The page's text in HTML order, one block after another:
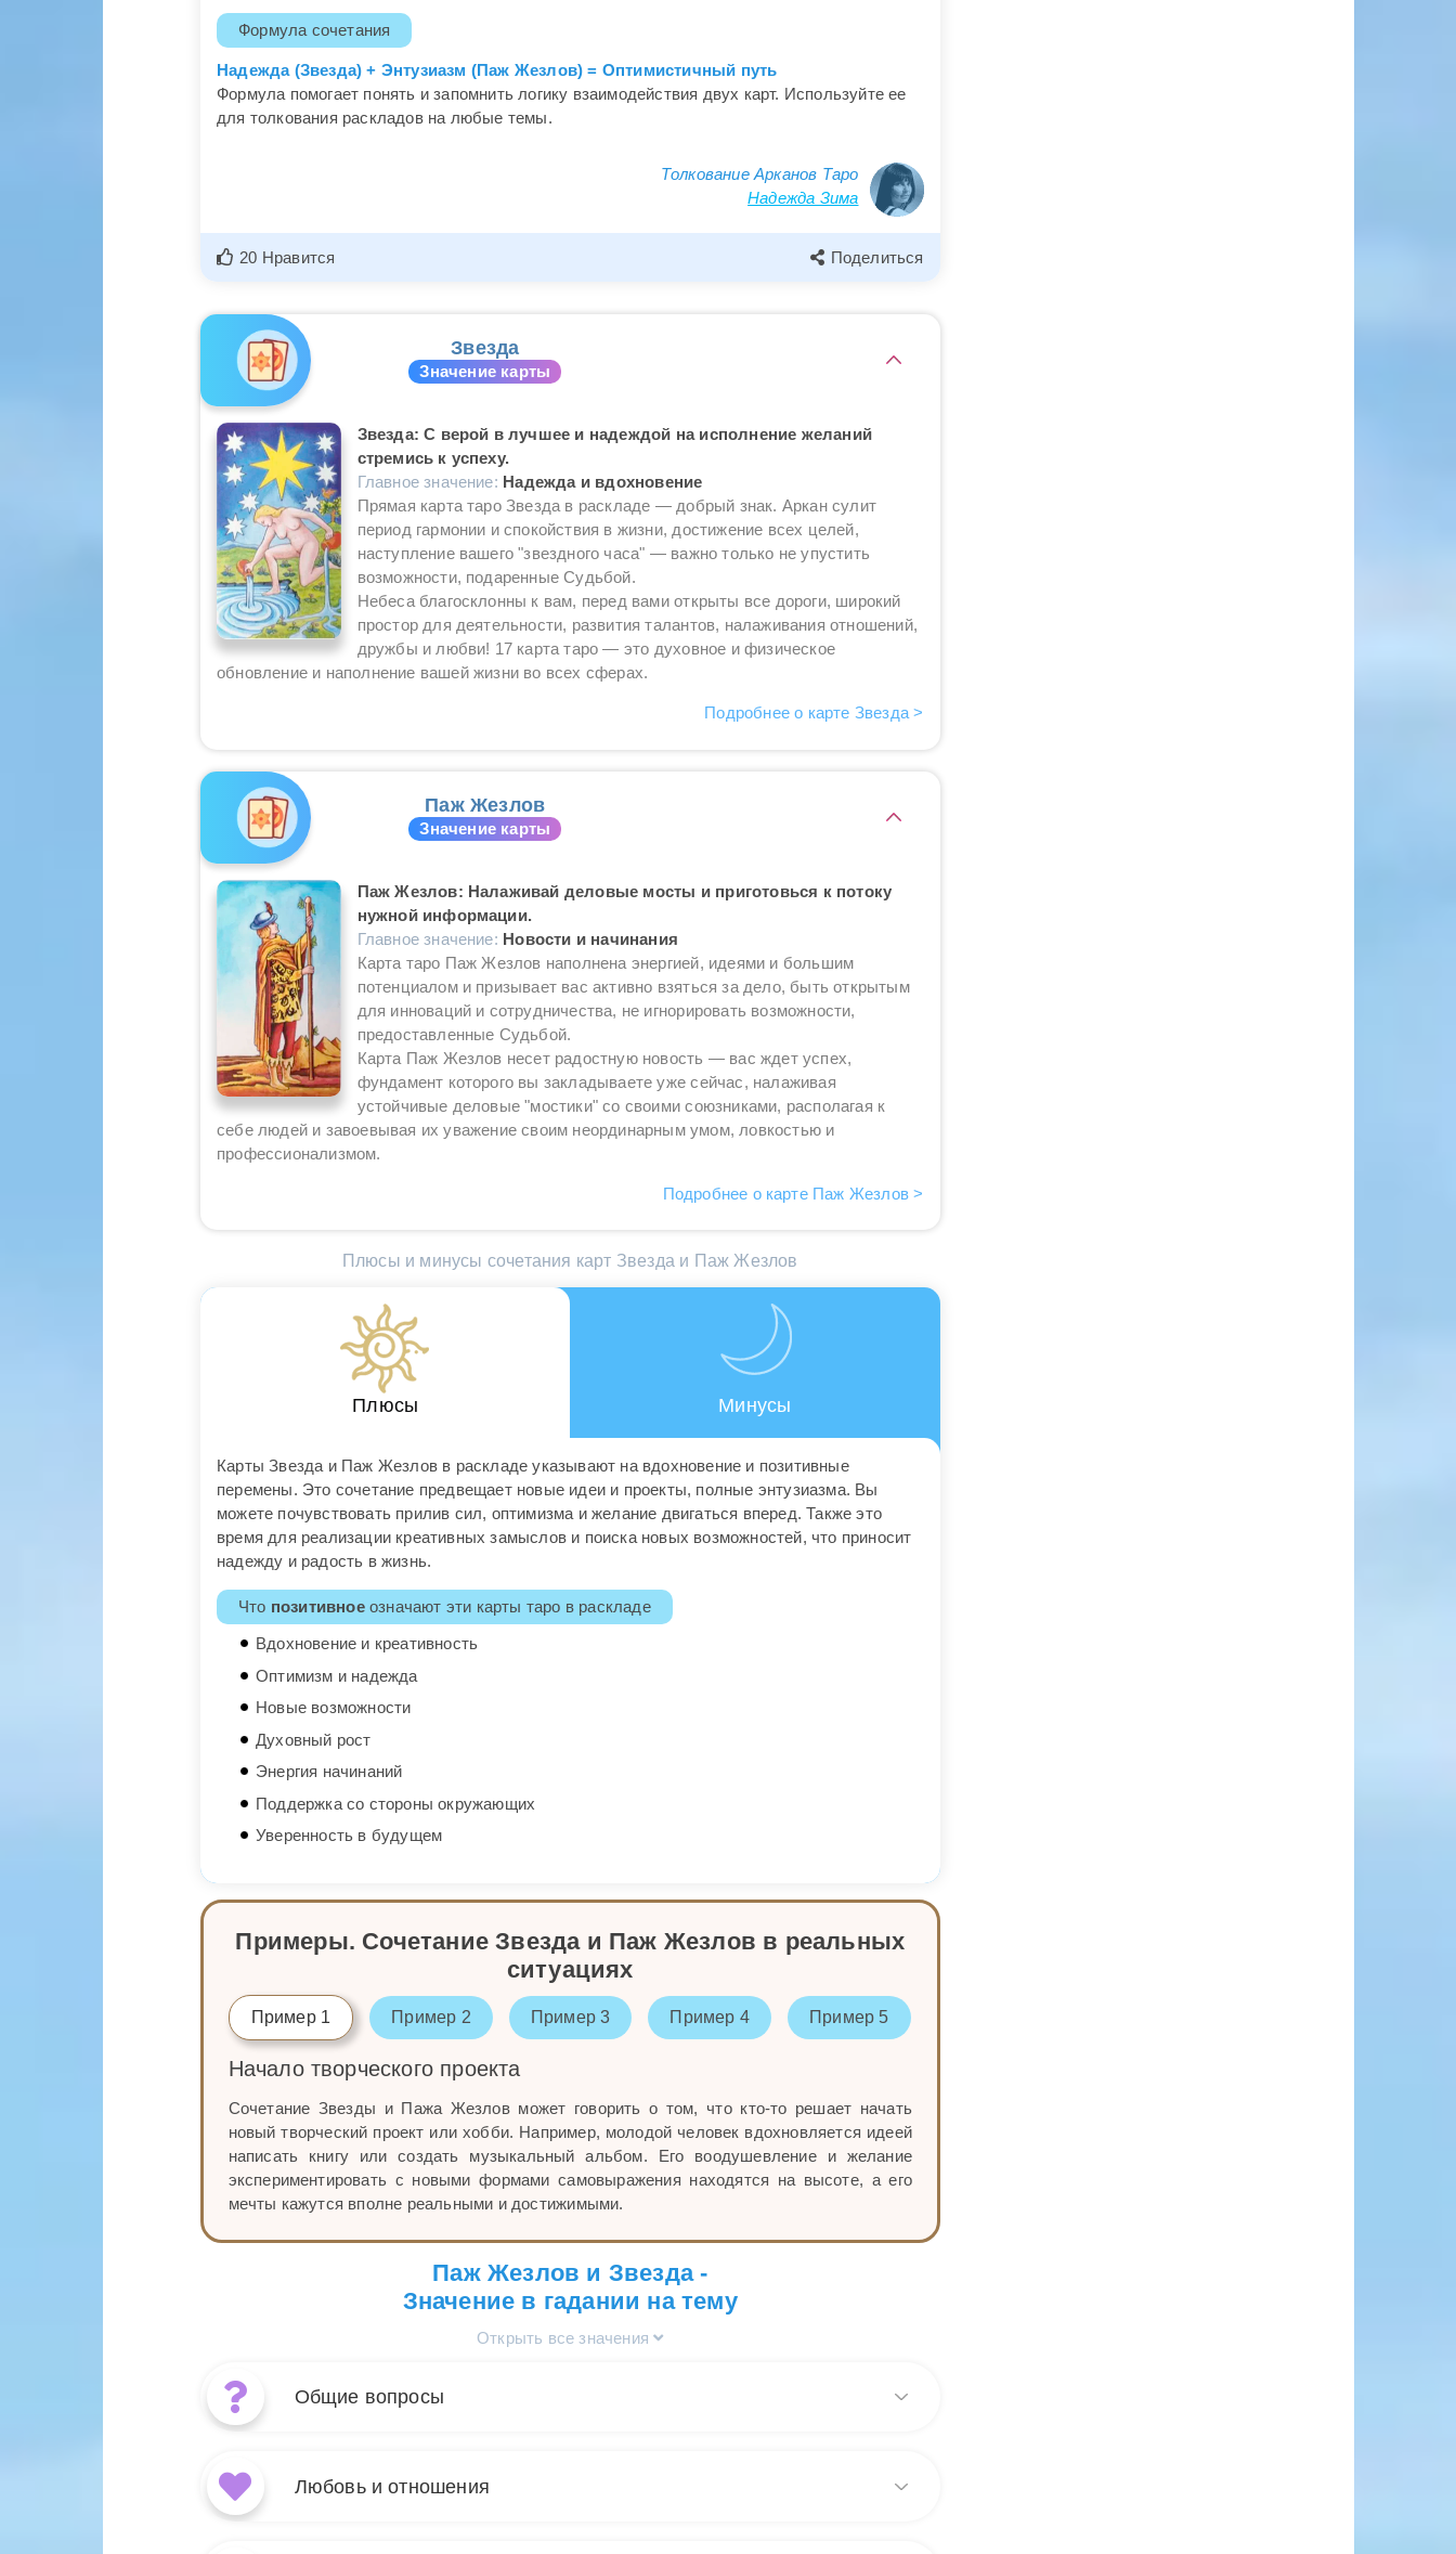
Формула сочетания
Надежда (Звезда) + Энтузиазм (Паж Жезлов) = Оптимистичный путь
Формула помогает понять и запомнить логику взаимодействия двух карт. Используйте ее
для толкования раскладов на любые темы.
Толкование Арканов Таро
Надежда Зима
20 Нравится Поделиться
Звезда
Значение карты
Звезда: С верой в лучшее и надеждой на исполнение желаний
стремись к успеху.
Главное значение: Надежда и вдохновение
Прямая карта таро Звезда в раскладе — добрый знак. Аркан сулит
период гармонии и спокойствия в жизни, достижение всех целей,
наступление вашего "звездного часа" — важно только не упустить
возможности, подаренные Судьбой.
Небеса благосклонны к вам, перед вами открыты все дороги, широкий
простор для деятельности, развития талантов, налаживания отношений,
дружбы и любви! 17 карта таро — это духовное и физическое
обновление и наполнение вашей жизни во всех сферах.
Подробнее о карте Звезда >
Паж Жезлов
Значение карты
Паж Жезлов: Налаживай деловые мосты и приготовься к потоку
нужной информации.
Главное значение: Новости и начинания
Карта таро Паж Жезлов наполнена энергией, идеями и большим
потенциалом и призывает вас активно взяться за дело, быть открытым
для инноваций и сотрудничества, не игнорировать возможности,
предоставленные Судьбой.
Карта Паж Жезлов несет радостную новость — вас ждет успех,
фундамент которого вы закладываете уже сейчас, налаживая
устойчивые деловые "мостики" со своими союзниками, располагая к
себе людей и завоевывая их уважение своим неординарным умом, ловкостью и
профессионализмом.
Подробнее о карте Паж Жезлов >
Плюсы и минусы сочетания карт Звезда и Паж Жезлов
Плюсы Минусы
Карты Звезда и Паж Жезлов в раскладе указывают на вдохновение и позитивные
перемены. Это сочетание предвещает новые идеи и проекты, полные энтузиазма. Вы
можете почувствовать прилив сил, оптимизма и желание двигаться вперед. Также это
время для реализации креативных замыслов и поиска новых возможностей, что приносит
надежду и радость в жизнь.
Что позитивноеозначают эти карты таро в раскладе
Вдохновение и креативность
Оптимизм и надежда
Новые возможности
Духовный рост
Энергия начинаний
Поддержка со стороны окружающих
Уверенность в будущем
Примеры. Сочетание Звезда и Паж Жезлов в реальных
ситуациях
Пример 1 Пример 2 Пример 3 Пример 4 Пример 5
Начало творческого проекта
Сочетание Звезды и Пажа Жезлов может говорить о том, что кто-то решает начать
новый творческий проект или хобби. Например, молодой человек вдохновляется идеей
написать книгу или создать музыкальный альбом. Его воодушевление и желание
экспериментировать с новыми формами самовыражения находятся на высоте, а его
мечты кажутся вполне реальными и достижимыми.
Паж Жезлов и Звезда -
Значение в гадании на тему
Открыть все значения
Общие вопросы
символизирует надежду и вдохновение, которые приводят к новым
Любовь и отношения